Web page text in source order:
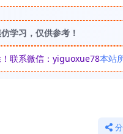
学习，仅供参考！
联系微信：yiguoxue78本站